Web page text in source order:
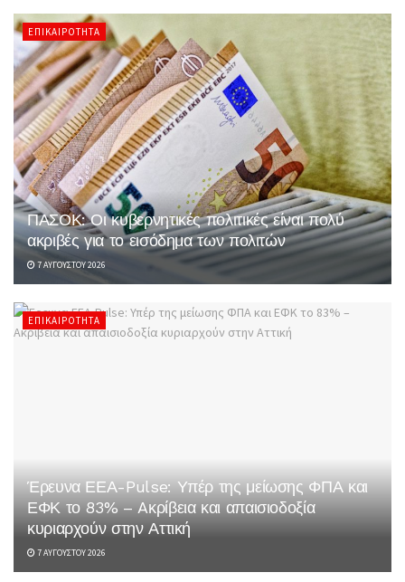
ΕΠΙΚΑΙΡΌΤΗΤΑ
ΠΑΣΟΚ: Οι κυβερνητικές πολιτικές είναι πολύ
ακριβές για το εισόδημα των πολιτών
7 ΑΥΓΟΎΣΤΟΥ 2026
ΕΠΙΚΑΙΡΌΤΗΤΑ
Έρευνα ΕΕΑ-Pulse: Υπέρ της μείωσης ΦΠΑ και
ΕΦΚ το 83% – Aκρίβεια και απαισιοδοξία
κυριαρχούν στην Αττική
7 ΑΥΓΟΎΣΤΟΥ 2026